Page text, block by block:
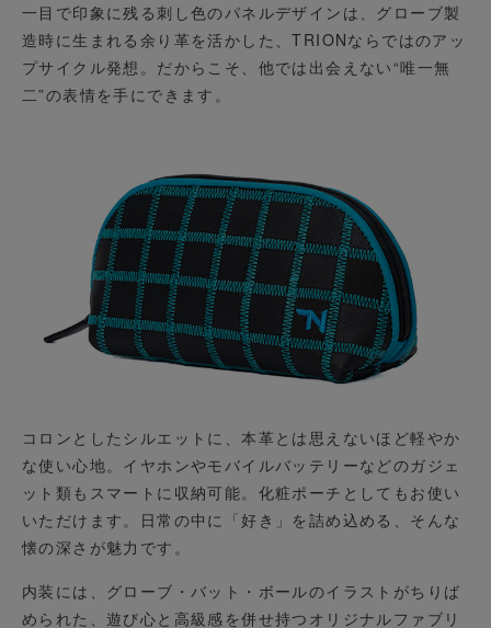
一目で印象に残る刺し色のパネルデザインは、グローブ製
造時に生まれる余り革を活かした、TRIONならではのアッ
プサイクル発想。だからこそ、他では出会えない“唯一無
二”の表情を手にできます。
コロンとしたシルエットに、本革とは思えないほど軽やか
な使い心地。イヤホンやモバイルバッテリーなどのガジェ
ット類もスマートに収納可能。化粧ポーチとしてもお使い
いただけます。日常の中に「好き」を詰め込める、そんな
懐の深さが魅力です。
内装には、グローブ・バット・ボールのイラストがちりば
められた、遊び心と高級感を併せ持つオリジナルファブリ